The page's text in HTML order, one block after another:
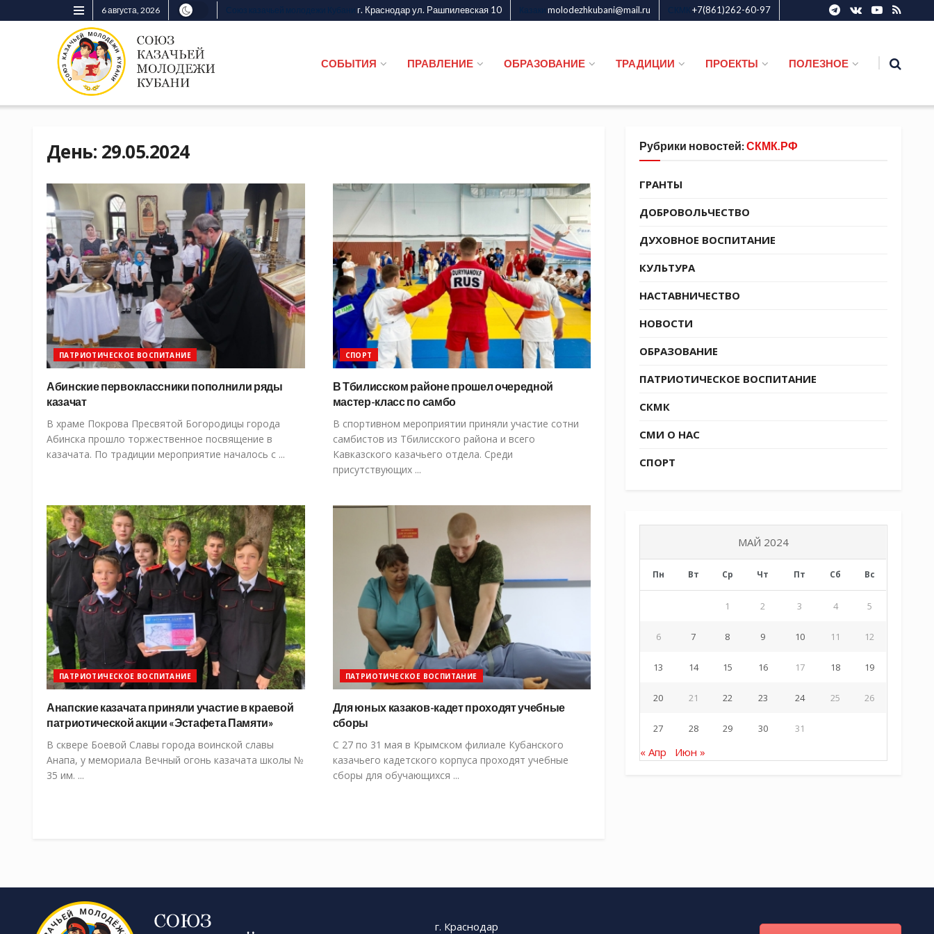
6 августа, 2026 г. Краснодар ул. Рашпилевская 10 molodezhkubani@mail.ru +7(861)262-60-97
СОБЫТИЯ ПРАВЛЕНИЕ ОБРАЗОВАНИЕ ТРАДИЦИИ ПРОЕКТЫ ПОЛЕЗНОЕ
День: 29.05.2024
ПАТРИОТИЧЕСКОЕ ВОСПИТАНИЕ
Абинские первоклассники пополнили ряды
казачат
В храме Покрова Пресвятой Богородицы города
Абинска прошло торжественное посвящение в
казачата. По традиции мероприятие началось с ...
СПОРТ
В Тбилисском районе прошел очередной
мастер-класс по самбо
В спортивном мероприятии приняли участие сотни
самбистов из Тбилисского района и всего
Кавказского казачьего отдела. Среди
присутствующих ...
ПАТРИОТИЧЕСКОЕ ВОСПИТАНИЕ
Анапские казачата приняли участие в краевой
патриотической акции «Эстафета Памяти»
В сквере Боевой Славы города воинской славы
Анапа, у мемориала Вечный огонь казачата школы №
35 им. ...
ПАТРИОТИЧЕСКОЕ ВОСПИТАНИЕ
Для юных казаков-кадет проходят учебные
сборы
С 27 по 31 мая в Крымском филиале Кубанского
казачьего кадетского корпуса проходят учебные
сборы для обучающихся ...
Рубрики новостей:СКМК.РФ
ГРАНТЫ
ДОБРОВОЛЬЧЕСТВО
ДУХОВНОЕ ВОСПИТАНИЕ
КУЛЬТУРА
НАСТАВНИЧЕСТВО
НОВОСТИ
ОБРАЗОВАНИЕ
ПАТРИОТИЧЕСКОЕ ВОСПИТАНИЕ
СКМК
СМИ О НАС
СПОРТ
МАЙ 2024
Пн Вт Ср Чт Пт Сб Вс
1 2 3 4 5
6 7 8 9 10 11 12
13 14 15 16 17 18 19
20 21 22 23 24 25 26
27 28 29 30 31
« Апр Июн »
г. Краснодар